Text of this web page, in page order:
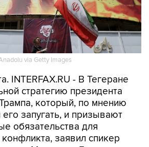
via Getty Images
INTERFAX.RU - В Тегеране
стратегию президента
который, по мнению
запугать, и призывают
обязательства для
заявил спикер